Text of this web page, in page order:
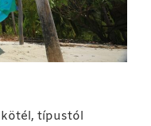
típustól